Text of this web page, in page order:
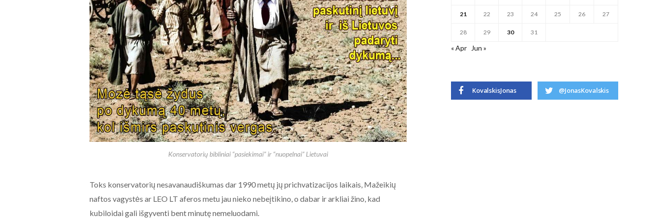
Konservatorių bibliniai “pasiekimai” ir “nuopelnai” Lietuvai
Toks konservatorių nesavanaudiškumas dar 1990 metų jų prichvatizacijos laikais, Mažeikių
naftos vagystės ar LEO LT aferos metu jau nieko nebeįtikino, o dabar ir arkliai žino, kad
kubiloidai gali išgyventi bent minutę nemeluodami.
21 22 23 24 25 26 27
28 29 30 31
« Apr Jun »
KovalskisJonas @JonasKovalskis